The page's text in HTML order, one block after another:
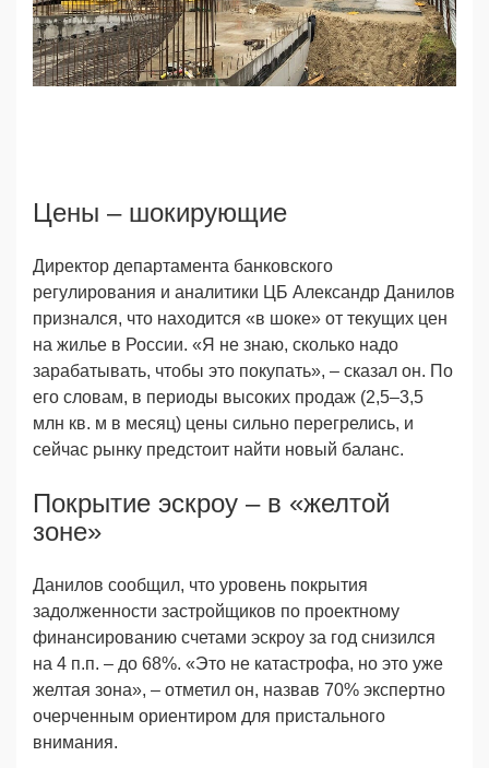
Цены – шокирующие
Директор департамента банковского
регулирования и аналитики ЦБ Александр Данилов
признался, что находится «в шоке» от текущих цен
на жилье в России. «Я не знаю, сколько надо
зарабатывать, чтобы это покупать», – сказал он. По
его словам, в периоды высоких продаж (2,5–3,5
млн кв. м в месяц) цены сильно перегрелись, и
сейчас рынку предстоит найти новый баланс.
Покрытие эскроу – в «желтой
зоне»
Данилов сообщил, что уровень покрытия
задолженности застройщиков по проектному
финансированию счетами эскроу за год снизился
на 4 п.п. – до 68%. «Это не катастрофа, но это уже
желтая зона», – отметил он, назвав 70% экспертно
очерченным ориентиром для пристального
внимания.